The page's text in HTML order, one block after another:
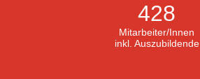
428
Mitarbeiter/Innen
inkl. Auszubildende